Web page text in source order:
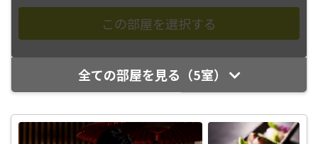
全ての部屋を見る（5室）